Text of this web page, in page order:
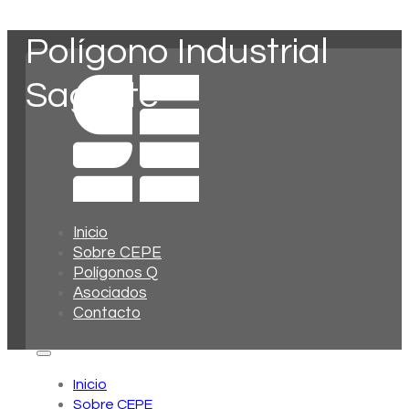
Inicio
Sobre CEPE
Polígonos Q
Asociados
Contacto
Inicio
Sobre CEPE
Polígono Industrial
Sagarte